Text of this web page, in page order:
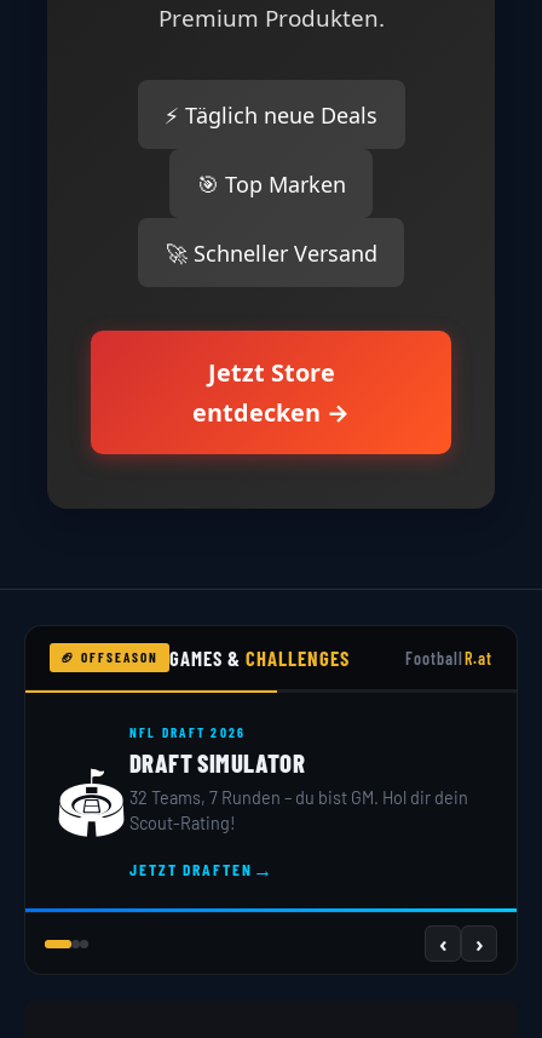
Premium Produkten.
⚡ Täglich neue Deals
🎯 Top Marken
🚀 Schneller Versand
Jetzt Store
entdecken →
🏈 OFFSEASON GAMES &CHALLENGES FootballR.at
🏟️
NFL DRAFT 2026
DRAFT SIMULATOR
32 Teams, 7 Runden – du bist GM. Hol dir dein
Scout-Rating!
JETZT DRAFTEN →
‹ ›